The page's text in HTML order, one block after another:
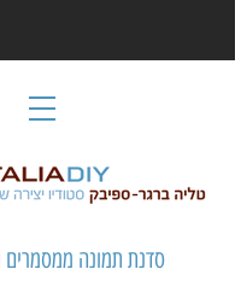
סדנת תמונה ממסמרים